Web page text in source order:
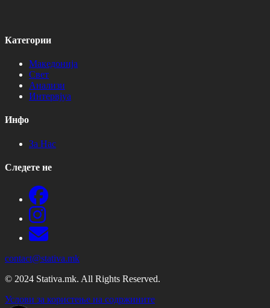
Категории
Македонија
Свет
Анализи
Интервјуа
Инфо
За Нас
Следете не
contact@stativa.mk
© 2024 Stativa.mk. All Rights Reserved.
Услови за користење на содржините